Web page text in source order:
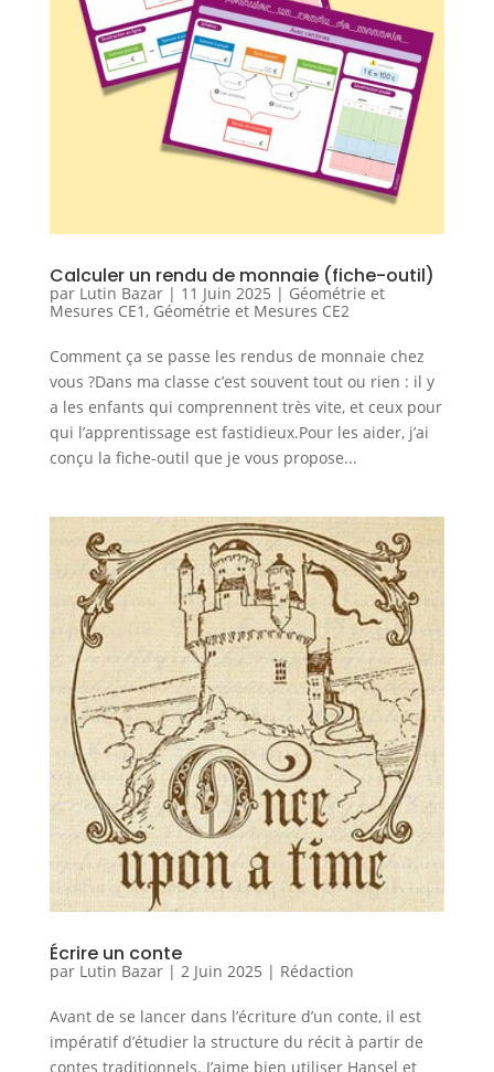
Calculer un rendu de monnaie (fiche-outil)
par Lutin Bazar| 11 Juin 2025 | Géométrie et
Mesures CE1 , Géométrie et Mesures CE2
Comment ça se passe les rendus de monnaie chez
vous ?Dans ma classe c’est souvent tout ou rien : il y
a les enfants qui comprennent très vite, et ceux pour
qui l’apprentissage est fastidieux.Pour les aider, j’ai
conçu la fiche-outil que je vous propose...
Écrire un conte
par Lutin Bazar| 2 Juin 2025 | Rédaction
Avant de se lancer dans l’écriture d’un conte, il est
impératif d’étudier la structure du récit à partir de
contes traditionnels. J’aime bien utiliser Hansel et